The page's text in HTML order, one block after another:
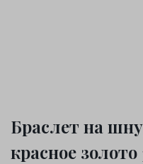
Браслет на
красное золото